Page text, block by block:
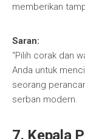
memberikan
Saran:
“Pilih corak dan
Anda untuk
seorang
serban modern.
7. Kepala